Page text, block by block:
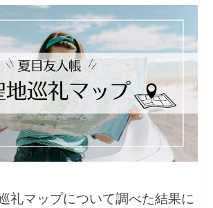
礼マップについて調べた結果に